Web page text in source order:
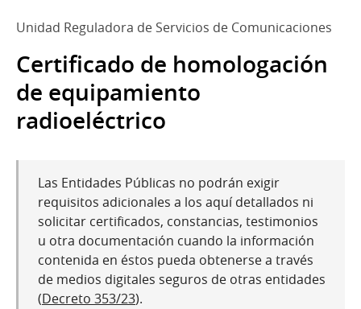
Unidad Reguladora de Servicios de Comunicaciones
Certificado de homologación
de equipamiento
radioeléctrico
Las Entidades Públicas no podrán exigir
requisitos adicionales a los aquí detallados ni
solicitar certificados, constancias, testimonios
u otra documentación cuando la información
contenida en éstos pueda obtenerse a través
de medios digitales seguros de otras entidades
(Decreto 353/23).